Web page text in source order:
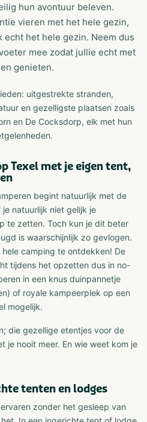
hun avontuur beleven.
vieren met het hele gezin,
echt het hele gezin. Neem dus
mee zodat jullie echt met
genieten.
uitgestrekte stranden,
en gezelligste plaatsen zoals
en De Cocksdorp, elk met hun
Texel met je eigen tent,
begint natuurlijk met de
natuurlijk niet gelijk je
te zetten. Toch kun je dit beter
is waarschijnlijk zo gevlogen.
camping te ontdekken! De
tijdens het opzetten dus in no-
in een knus duinpannetje
of royale kampeerplek op een
mogelijk.
die gezellige etentjes voor de
je nooit meer. En wie weet kom je
tenten en lodges
zonder het gesleep van